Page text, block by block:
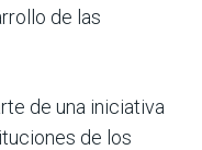
de las
de una iniciativa
de los